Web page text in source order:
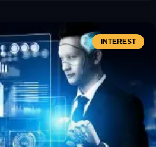
INTEREST